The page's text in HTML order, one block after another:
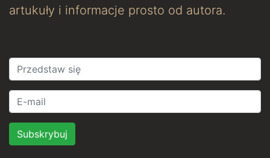
artukuły i informacje prosto od autora.
Subskrybuj